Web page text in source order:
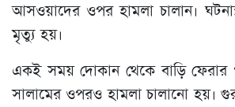
আসওয়াদের ওপর হামলা চালান।
মৃত্যু হয়।
একই সময় দোকান থেকে বাড়ি
সালামের ওপরও হামলা চালানো হয়।